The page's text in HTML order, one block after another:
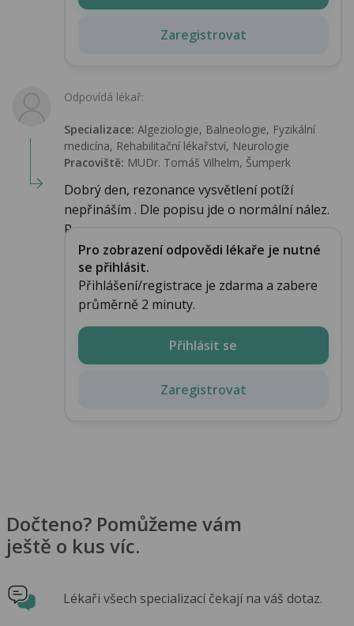
Zaregistrovat
Odpovídá lékař:
Specializace: Algeziologie, Balneologie, Fyzikální
medicína, Rehabilitační lékařství‎, Neurologie
Pracoviště: MUDr. Tomáš Vilhelm, Šumperk
Dobrý den, rezonance vysvětlení potíží
nepřináším . Dle popisu jde o normální nález.
P...
Pro zobrazení odpovědi lékaře je nutné
se přihlásit.
Přihlášení/registrace je zdarma a zabere
průměrně 2 minuty.
Přihlásit se
Zaregistrovat
Dočteno? Pomůžeme vám
ještě o kus víc.
Lékaři všech specializací čekají na váš dotaz.